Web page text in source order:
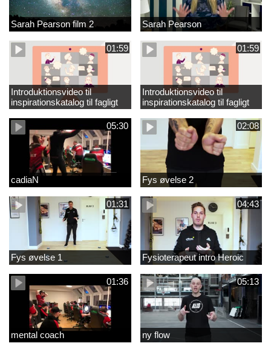
Sarah Pearson film 2 Sarah Pearson
01:59
Introduktionsvideo til
inspirationskatalog til fagligt
løft_tilrettet
01:59
Introduktionsvideo til
inspirationskatalog til fagligt
løft
05:30
cadiaN
02:08
Fys øvelse 2
01:31
Fys øvelse 1
04:43
Fysioterapeut intro Heroic
01:36
mental coach
05:13
ny flow